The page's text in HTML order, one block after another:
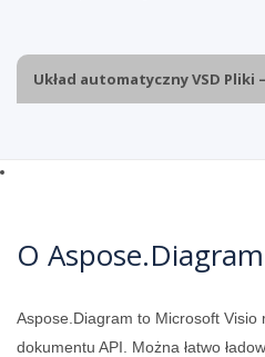
Układ automatyczny VSD Pliki
O
Aspose.Diagram to Microsoft Visio
dokumentu API. Można łatwo